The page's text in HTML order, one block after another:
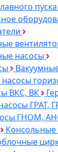
пуска
насосы
ВКС, ВК
ГРАТ,
ГНОМ,